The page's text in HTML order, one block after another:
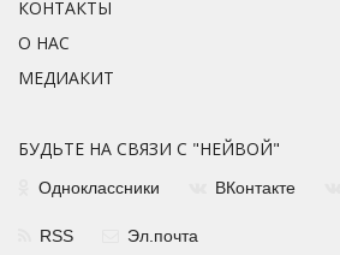
КОНТАКТЫ
О НАС
МЕДИАКИТ
БУДЬТЕ НА СВЯЗИ С "НЕЙВОЙ"
Одноклассники ВКонтакте
RSS Эл.почта